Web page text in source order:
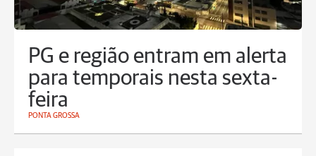
PG e região entram em alerta
para temporais nesta sexta-
feira
PONTA GROSSA